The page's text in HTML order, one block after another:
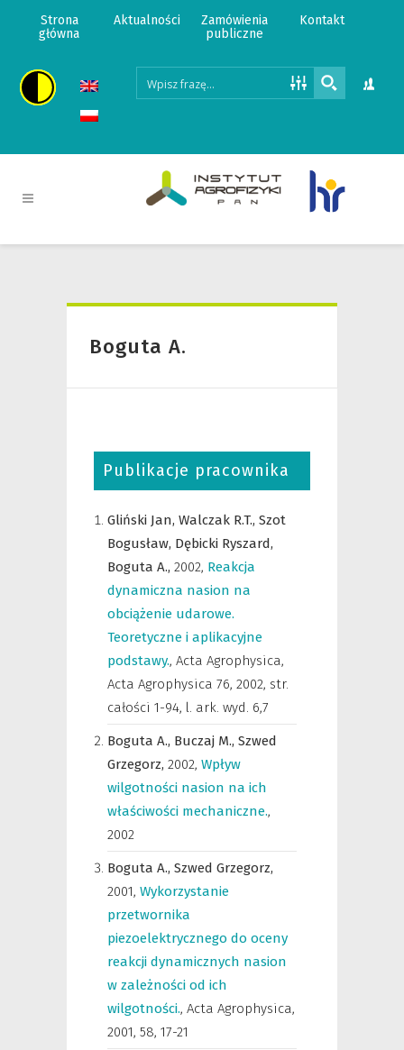
Strona
główna
Aktualności
Zamówienia
publiczne
Kontakt
Boguta A.
Publikacje pracownika
Gliński Jan, Walczak R.T., Szot
Bogusław, Dębicki Ryszard,
Boguta A., 2002, Reakcja
dynamiczna nasion na
obciążenie udarowe.
Teoretyczne i aplikacyjne
podstawy., Acta Agrophysica,
Acta Agrophysica 76, 2002, str.
całości 1-94, l. ark. wyd. 6,7
Boguta A., Buczaj M., Szwed
Grzegorz, 2002, Wpływ
wilgotności nasion na ich
właściwości mechaniczne.,
2002
Boguta A., Szwed Grzegorz,
2001, Wykorzystanie
przetwornika
piezoelektrycznego do oceny
reakcji dynamicznych nasion
w zależności od ich
wilgotności., Acta Agrophysica,
2001, 58, 17-21